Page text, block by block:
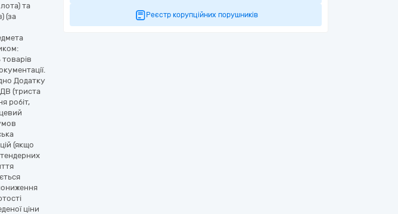
та
(за
товарів
Додатку
(триста
робіт,
(якщо
ціни
Реєстр корупційних порушників